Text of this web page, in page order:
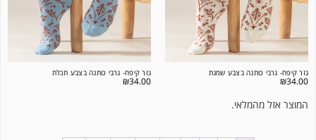
גזר קיפח- גרבי כותנה בצבע שמנת
₪34.00
המוצר אזל מהמלאי.
גזר קיפח- גרבי כותנה בצבע תכלת
₪34.00